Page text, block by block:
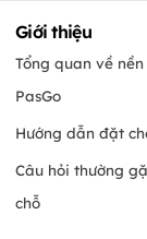
Giới thiệu
Tổng quan về
PasGo
Hướng dẫn đặt
Câu hỏi thường
chỗ